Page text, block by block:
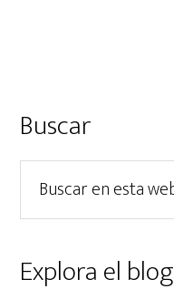
Barra
lateral
principal
Buscar
esta
web
Explora el blog